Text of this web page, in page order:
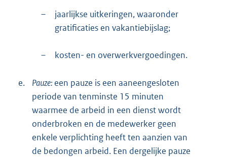
–
jaarlijkse uitkeringen, waaronder
gratificaties en vakantiebijslag;
– kosten- en overwerkvergoedingen.
e. Pauze: een pauze is een aaneengesloten
periode van tenminste 15 minuten
waarmee de arbeid in een dienst wordt
onderbroken en de medewerker geen
enkele verplichting heeft ten aanzien van
de bedongen arbeid. Een dergelijke pauze